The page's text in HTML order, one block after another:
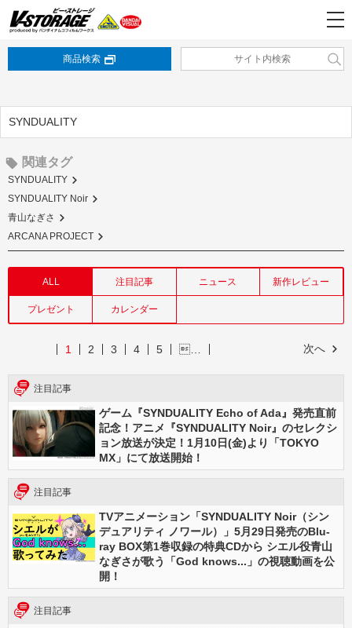
商品検索
SYNDUALITY
関連タグ
SYNDUALITY
SYNDUALITY Noir
青山なぎさ
ARCANA PROJECT
ALL 注目記事 ニュース 新作レビュー
プレゼント カレンダー
次へ
1 2 3 4 5 …
注目記事
ゲーム『SYNDUALITY Echo of Ada』発売直前
記念！アニメ『SYNDUALITY Noir』のセレクシ
ョン放送が決定！1月10日(金)より「TOKYO
MX」にて放送開始！
注目記事
TVアニメーション「SYNDUALITY Noir（シン
デュアリティ ノワール）」5月29日発売のBlu-
ray BOX第1巻収録の特典CDから シエル役青山
なぎさが歌う「God knows...」の視聴動画を公
開！
注目記事